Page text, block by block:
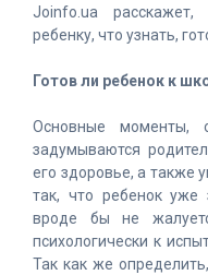
Joinfo.ua
ребенку, что узнать,
Готов ли ребенок к
Основные моменты,
задумываются
его здоровье, а также
так, что ребенок
вроде бы не
психологически к
Так как же